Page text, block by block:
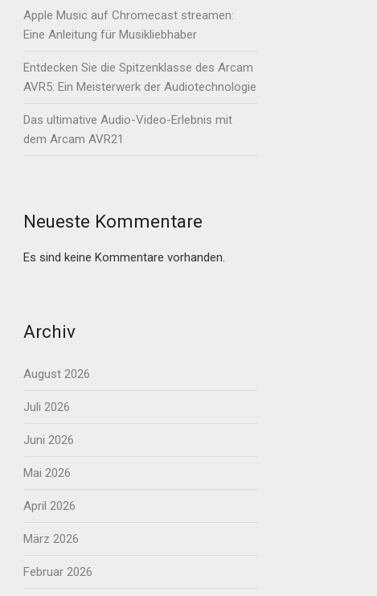
Apple Music auf Chromecast streamen:
Eine Anleitung für Musikliebhaber
Entdecken Sie die Spitzenklasse des Arcam
AVR5: Ein Meisterwerk der Audiotechnologie
Das ultimative Audio-Video-Erlebnis mit
dem Arcam AVR21
Neueste Kommentare
Es sind keine Kommentare vorhanden.
Archiv
August 2026
Juli 2026
Juni 2026
Mai 2026
April 2026
März 2026
Februar 2026